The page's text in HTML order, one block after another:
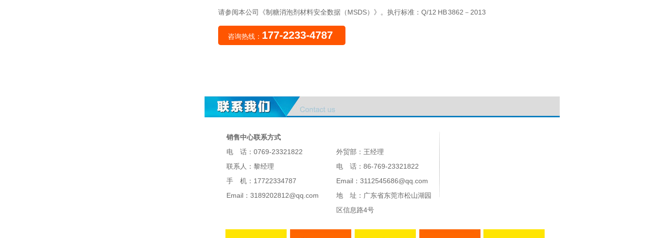
请参阅本公司《制糖消泡剂材料安全数据（MSDS）》。执行标准：Q/12 HB 3862－2013
咨询热线： 177-2233-4787
销售中心联系方式
电 话：0769-23321822
联系人：黎经理
手 机：17722334787
Email：3189202812@qq.com
外贸部：王经理
电 话：86-769-23321822
Email：3112545686@qq.com
地 址：广东省东莞市松山湖园
区信息路4号